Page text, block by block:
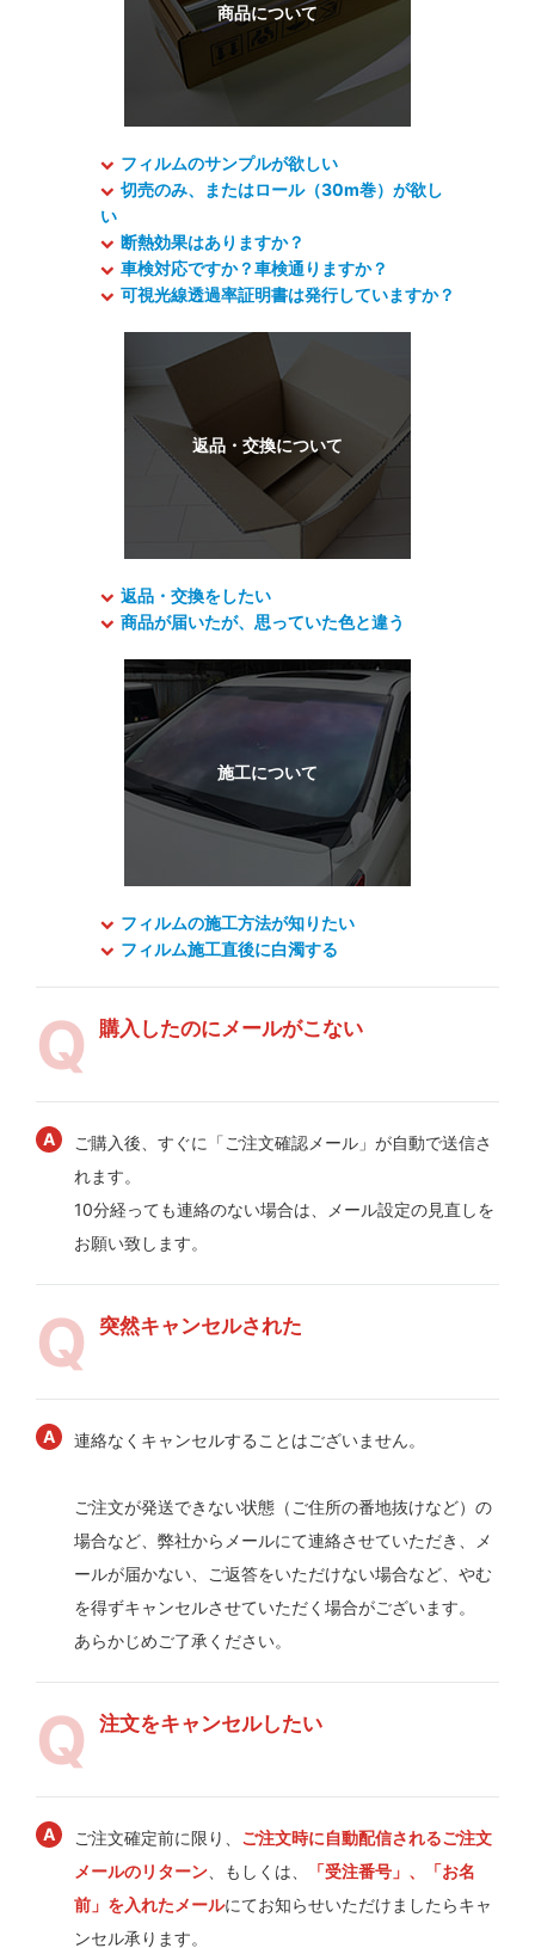
フィルムのサンプルが欲しい
切売のみ、またはロール（30m巻）が欲し
い
断熱効果はありますか？
車検対応ですか？車検通りますか？
可視光線透過率証明書は発行していますか？
返品・交換をしたい
商品が届いたが、思っていた色と違う
フィルムの施工方法が知りたい
フィルム施工直後に白濁する
購入したのにメールがこない
ご購入後、すぐに「ご注文確認メール」が自動で送信さ
れます。
10分経っても連絡のない場合は、メール設定の見直しを
お願い致します。
突然キャンセルされた
連絡なくキャンセルすることはございません。
ご注文が発送できない状態（ご住所の番地抜けなど）の
場合など、弊社からメールにて連絡させていただき、メ
ールが届かない、ご返答をいただけない場合など、やむ
を得ずキャンセルさせていただく場合がございます。
あらかじめご了承ください。
注文をキャンセルしたい
ご注文確定前に限り、 ご注文時に自動配信されるご注文
メールのリターン 、もしくは、
「受注番号」、「お名
前」を入れたメールにてお知らせいただけましたらキャ
ンセル承ります。